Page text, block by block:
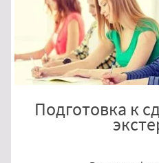
Подготовка к